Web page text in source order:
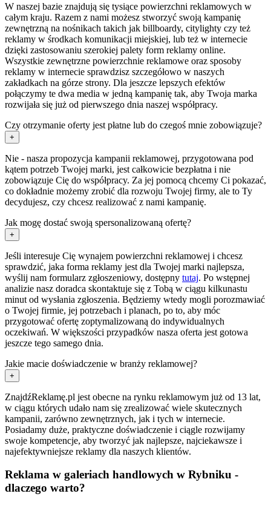
W naszej bazie znajdują się tysiące powierzchni reklamowych w
całym kraju. Razem z nami możesz stworzyć swoją kampanię
zewnętrzną na nośnikach takich jak billboardy, citylighty czy też
reklamy w środkach komunikacji miejskiej, lub też w internecie
dzięki zastosowaniu szerokiej palety form reklamy online.
Wszystkie zewnętrzne powierzchnie reklamowe oraz sposoby
reklamy w internecie sprawdzisz szczegółowo w naszych
zakładkach na górze strony. Dla jeszcze lepszych efektów
połączymy te dwa media w jedną kampanię tak, aby Twoja marka
rozwijała się już od pierwszego dnia naszej współpracy.
Czy otrzymanie oferty jest płatne lub do czegoś mnie zobowiązuje?
+
Nie - nasza propozycja kampanii reklamowej, przygotowana pod
kątem potrzeb Twojej marki, jest całkowicie bezpłatna i nie
zobowiązuje Cię do współpracy. Za jej pomocą chcemy Ci pokazać,
co dokładnie możemy zrobić dla rozwoju Twojej firmy, ale to Ty
decydujesz, czy chcesz realizować z nami kampanię.
Jak mogę dostać swoją spersonalizowaną ofertę?
+
Jeśli interesuje Cię wynajem powierzchni reklamowej i chcesz
sprawdzić, jaka forma reklamy jest dla Twojej marki najlepsza,
wyślij nam formularz zgłoszeniowy, dostępny tutaj. Po wstępnej
analizie nasz doradca skontaktuje się z Tobą w ciągu kilkunastu
minut od wysłania zgłoszenia. Będziemy wtedy mogli porozmawiać
o Twojej firmie, jej potrzebach i planach, po to, aby móc
przygotować ofertę zoptymalizowaną do indywidualnych
oczekiwań. W większości przypadków nasza oferta jest gotowa
jeszcze tego samego dnia.
Jakie macie doświadczenie w branży reklamowej?
+
ZnajdźReklamę.pl jest obecne na rynku reklamowym już od 13 lat,
w ciągu których udało nam się zrealizować wiele skutecznych
kampanii, zarówno zewnętrznych, jak i tych w internecie.
Posiadamy duże, praktyczne doświadczenie i ciągle rozwijamy
swoje kompetencje, aby tworzyć jak najlepsze, najciekawsze i
najefektywniejsze reklamy dla naszych klientów.
Reklama w galeriach handlowych w Rybniku -
dlaczego warto?